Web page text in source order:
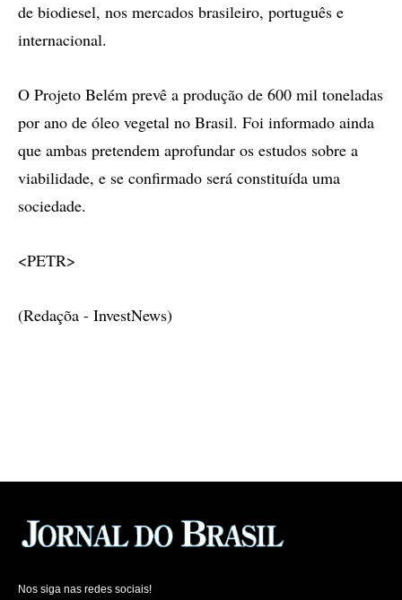
de biodiesel, nos mercados brasileiro, português e
internacional.
O Projeto Belém prevê a produção de 600 mil toneladas
por ano de óleo vegetal no Brasil. Foi informado ainda
que ambas pretendem aprofundar os estudos sobre a
viabilidade, e se confirmado será constituída uma
sociedade.
<PETR>
(Redaçõa - InvestNews)
Nos siga nas redes sociais!